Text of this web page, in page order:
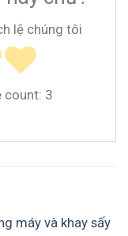
lệ chúng tôi
3